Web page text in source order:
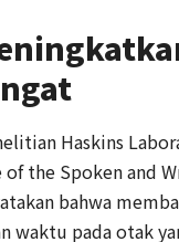
Haskins
of the Spoken and
bahwa
waktu pada otak